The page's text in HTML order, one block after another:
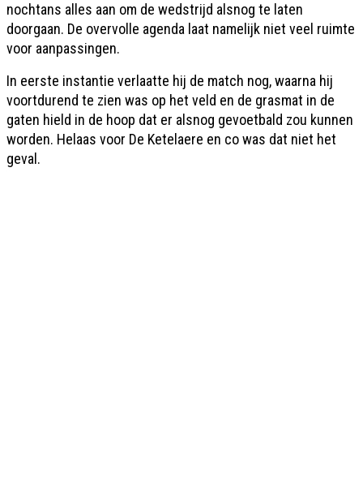
nochtans alles aan om de wedstrijd alsnog te laten
doorgaan. De overvolle agenda laat namelijk niet veel ruimte
voor aanpassingen.
In eerste instantie verlaatte hij de match nog, waarna hij
voortdurend te zien was op het veld en de grasmat in de
gaten hield in de hoop dat er alsnog gevoetbald zou kunnen
worden. Helaas voor De Ketelaere en co was dat niet het
geval.